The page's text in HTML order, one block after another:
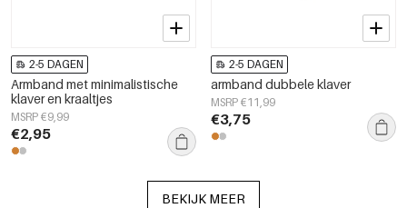
2-5 DAGEN
Armband met minimalistische
klaver en kraaltjes
MSRP €9,99
€2,95
2-5 DAGEN
armband dubbele klaver
MSRP €11,99
€3,75
BEKIJK MEER